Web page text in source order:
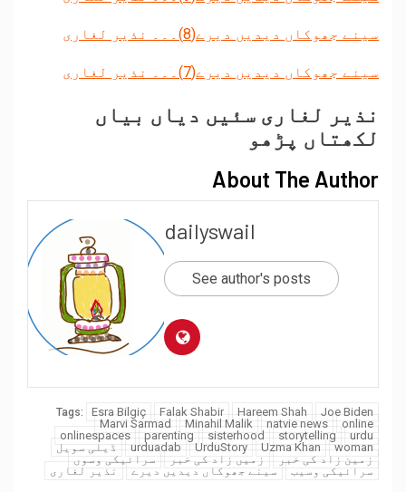
سینے جھوکاں دیدیں دیرے(8)۔۔۔ نذیر لغاری
سینے جھوکاں دیدیں دیرے(7)۔۔۔ نذیر لغاری
نذیر لغاری سئیں دیاں بیاں
لکھتاں پڑھو
About The Author
dailyswail
See author's posts
Tags: Esra Bilgiç Falak Shabir Hareem Shah
Joe Biden
Marvi Sarmad
Minahil Malik natvie news
online
onlinespaces
parenting sisterhood storytelling
urdu
urduadab
UrduStory Uzma Khan woman
ڈیلی سویل
زمین زاد کی خبر
زمیں زاد کی خبر
سرائیکی وسوں
سرائیکی وسیب
سینے جھوکاں دیدیں دیرے نذیر لغاری